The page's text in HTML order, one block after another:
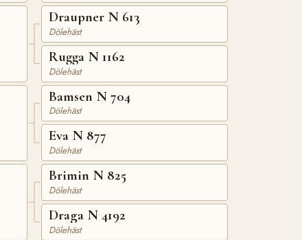
Draupner N 613
Dölehäst
Rugga N 1162
Dölehäst
Bamsen N 704
Dölehäst
Eva N 877
Dölehäst
Brimin N 825
Dölehäst
Draga N 4192
Dölehäst